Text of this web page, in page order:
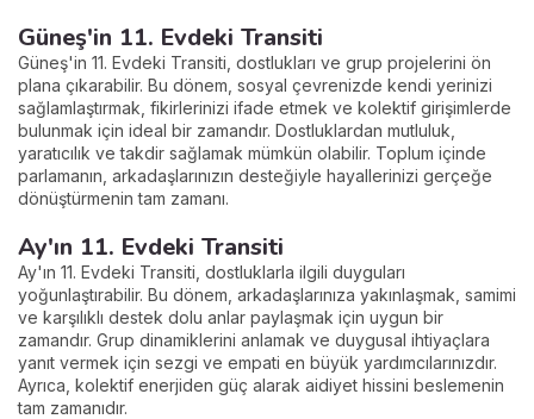
Güneş'in 11. Evdeki Transiti
Güneş'in 11. Evdeki Transiti, dostlukları ve grup projelerini ön
plana çıkarabilir. Bu dönem, sosyal çevrenizde kendi yerinizi
sağlamlaştırmak, fikirlerinizi ifade etmek ve kolektif girişimlerde
bulunmak için ideal bir zamandır. Dostluklardan mutluluk,
yaratıcılık ve takdir sağlamak mümkün olabilir. Toplum içinde
parlamanın, arkadaşlarınızın desteğiyle hayallerinizi gerçeğe
dönüştürmenin tam zamanı.
Ay'ın 11. Evdeki Transiti
Ay'ın 11. Evdeki Transiti, dostluklarla ilgili duyguları
yoğunlaştırabilir. Bu dönem, arkadaşlarınıza yakınlaşmak, samimi
ve karşılıklı destek dolu anlar paylaşmak için uygun bir
zamandır. Grup dinamiklerini anlamak ve duygusal ihtiyaçlara
yanıt vermek için sezgi ve empati en büyük yardımcılarınızdır.
Ayrıca, kolektif enerjiden güç alarak aidiyet hissini beslemenin
tam zamanıdır.